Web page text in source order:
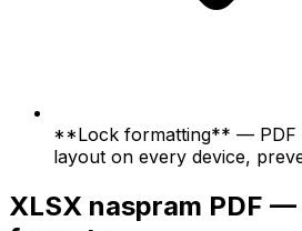
**Lock formatting** — PDF
layout on every device,
XLSX naspram PDF